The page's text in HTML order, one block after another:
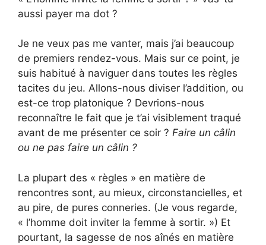
aussi payer ma dot ?
Je ne veux pas me vanter, mais j’ai beaucoup
de premiers rendez-vous. Mais sur ce point, je
suis habitué à naviguer dans toutes les règles
tacites du jeu. Allons-nous diviser l’addition, ou
est-ce trop platonique ? Devrions-nous
reconnaître le fait que je t’ai visiblement traqué
avant de me présenter ce soir ? Faire un câlin
ou ne pas faire un câlin ?
La plupart des « règles » en matière de
rencontres sont, au mieux, circonstancielles, et
au pire, de pures conneries. (Je vous regarde,
« l’homme doit inviter la femme à sortir. ») Et
pourtant, la sagesse de nos aînés en matière